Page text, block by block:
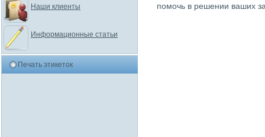
помочь в решении ваших
Наши клиенты
Информационные статьи
Печать этикеток